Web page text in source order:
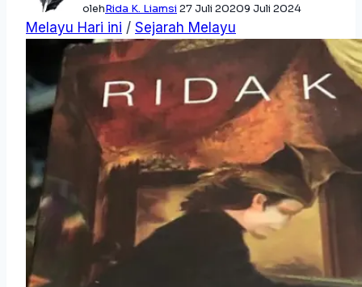
olehRida K. Liamsi 27 Juli 20209 Juli 2024
Melayu Hari ini / Sejarah Melayu